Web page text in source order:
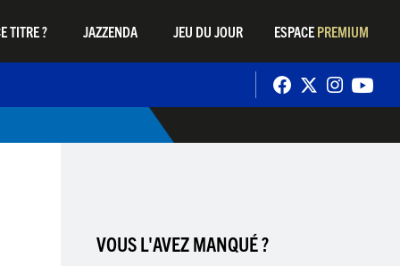
TITRE ? JAZZENDA JEU DU JOUR ESPACE PREMIUM
VOUS L'AVEZ MANQUÉ ?